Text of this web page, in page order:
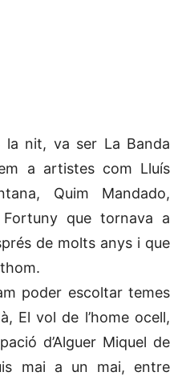
nit, va ser La Banda
a artistes com Lluís
Quim Mandado,
que tornava a
de molts anys i que
poder escoltar temes
El vol de l’home ocell,
d’Alguer Miquel de
mai a un mai, entre